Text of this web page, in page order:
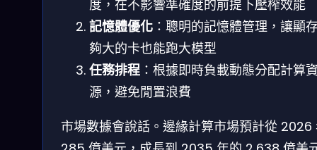
度，在不影響準確度的前提下壓榨效能
記憶體優化 ：聰明的記憶體管理，讓顯
夠大的卡也能跑大模型
任務排程 ：根據即時負載動態分配計算
源，避免閒置浪費
市場數據會說話。邊緣計算市場預計從 2026